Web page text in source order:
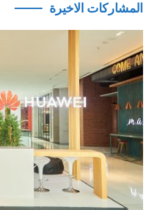
المشاركات الاخيرة